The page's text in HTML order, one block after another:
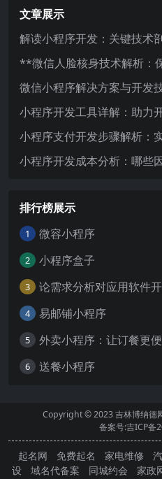
文章展示
解读小程序开发：关键技术
**微信人脸核身技术解析：
微信小程序解决方案与开发
小程序开发工具详解：助力
小程序支付开发步骤解析：
小程序开发成本分析：哪些
排行榜展示
1 微容小程序
2 小程序盒子
3 论需求分析对应用软件
4 易邮铺小程序
5 外卖小程序：让订餐更
6 送餐小程序
Copyright © 2023吉林博纳德
备案号:吉ICP备
起名网 免费起名 家电维修
设
域名代备案 同城约会 家政